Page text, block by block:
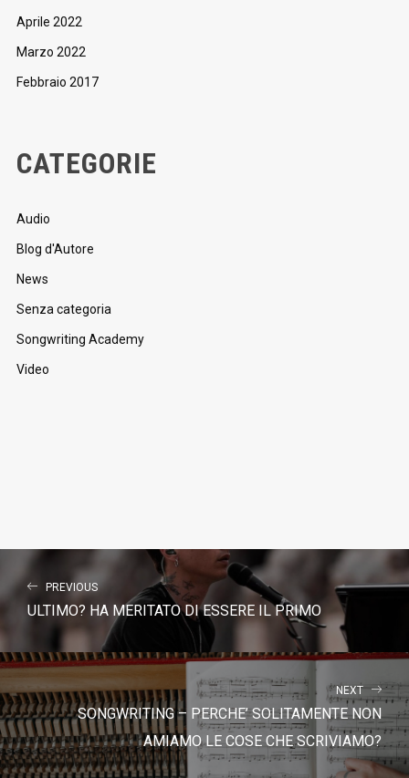
Aprile 2022
Marzo 2022
Febbraio 2017
CATEGORIE
Audio
Blog d'Autore
News
Senza categoria
Songwriting Academy
Video
PREVIOUS
ULTIMO? HA MERITATO DI ESSERE IL PRIMO
NEXT
SONGWRITING – PERCHE’ SOLITAMENTE NON
AMIAMO LE COSE CHE SCRIVIAMO?